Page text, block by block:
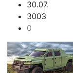
30.07.
3003
0